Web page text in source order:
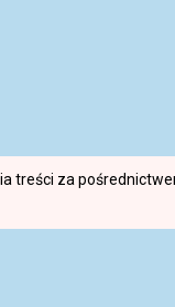
treści za